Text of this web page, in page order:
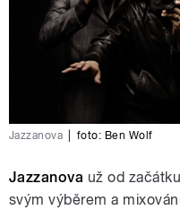
Jazzanova foto: Ben Wolf
Jazzanova už od
svým výběrem a